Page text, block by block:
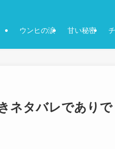
ウンヒの涙 甘い秘密
ネタバレでありで